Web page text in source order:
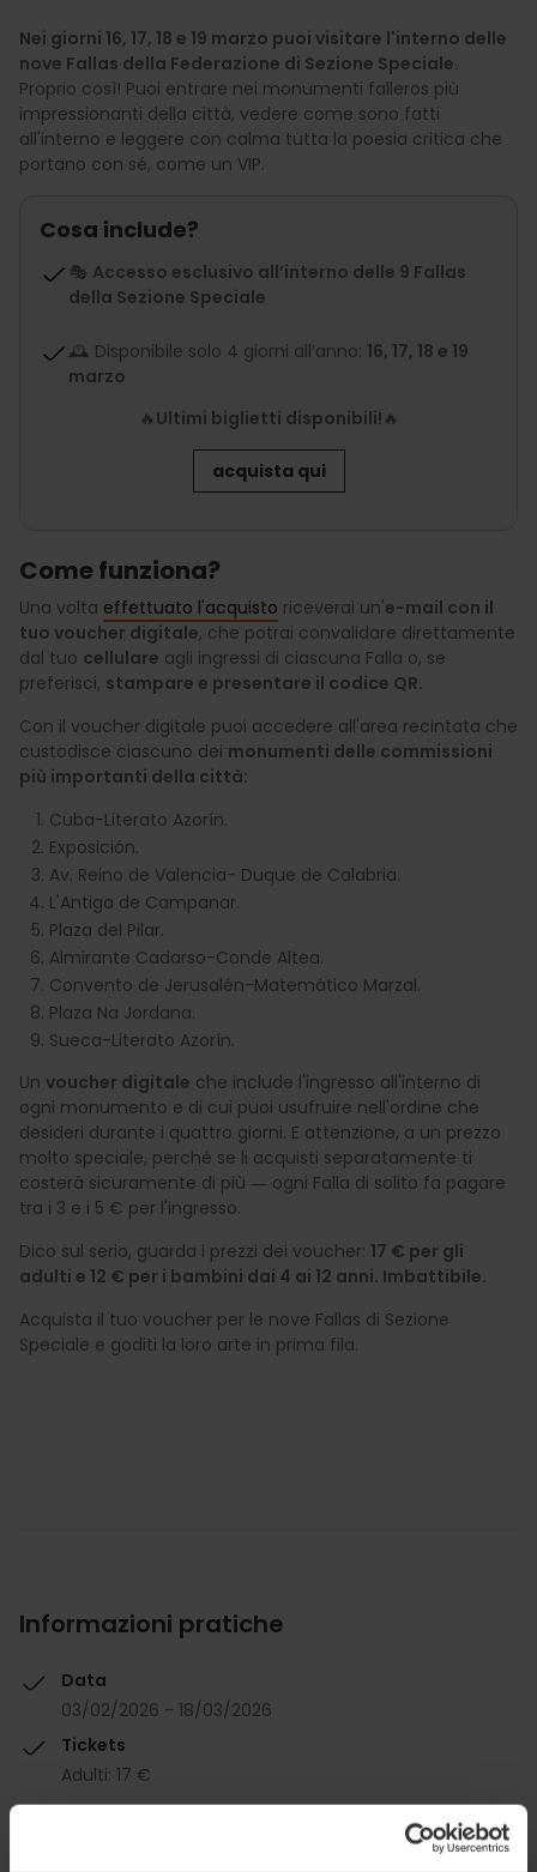
Nei giorni 16, 17, 18 e 19 marzo puoi visitare l'interno delle
nove Fallas della Federazione di Sezione Speciale.
Proprio così! Puoi entrare nei monumenti falleros più
impressionanti della città, vedere come sono fatti
all'interno e leggere con calma tutta la poesia critica che
portano con sé, come un VIP.
Cosa include?
🎭 Accesso esclusivo all’interno delle 9 Fallas
della Sezione Speciale
🕰️ Disponibile solo 4 giorni all’anno: 16, 17, 18 e 19
marzo
🔥 Ultimi biglietti disponibili! 🔥
acquista qui
Come funziona?
Una volta effettuato l'acquisto riceverai un'e-mail con il
tuo voucher digitale, che potrai convalidare direttamente
dal tuo cellulare agli ingressi di ciascuna Falla o, se
preferisci, stampare e presentare il codice QR.
Con il voucher digitale puoi accedere all'area recintata che
custodisce ciascuno dei monumenti delle commissioni
più importanti della città:
Cuba-Literato Azorín.
Exposición.
Av. Reino de Valencia- Duque de Calabria.
L'Antiga de Campanar.
Plaza del Pilar.
Almirante Cadarso-Conde Altea.
Convento de Jerusalén-Matemático Marzal.
Plaza Na Jordana.
Sueca-Literato Azorín.
Un voucher digitale che include l'ingresso all'interno di
ogni monumento e di cui puoi usufruire nell'ordine che
desideri durante i quattro giorni. E attenzione, a un prezzo
molto speciale, perché se li acquisti separatamente ti
costerà sicuramente di più ― ogni Falla di solito fa pagare
tra i 3 e i 5 € per l'ingresso.
Dico sul serio, guarda i prezzi dei voucher: 17 € per gli
adulti e 12 € per i bambini dai 4 ai 12 anni. Imbattibile.
Acquista il tuo voucher per le nove Fallas di Sezione
Speciale e goditi la loro arte in prima fila.
Informazioni pratiche
Data
03/02/2026 - 18/03/2026
Tickets
Adulti: 17 €